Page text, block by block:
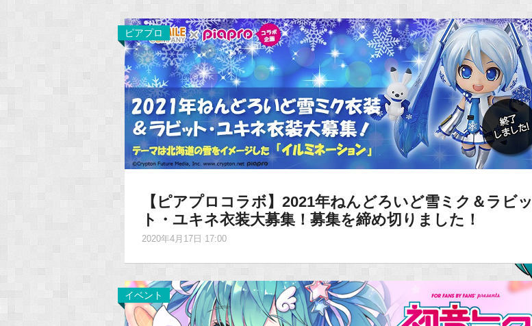
ピアプロ
【ピアプロコラボ】2021年ねんどろいど雪ミク＆ラビッ
ト・ユキネ衣装大募集！募集を締め切りました！
2020年4月17日 17:00
イベント